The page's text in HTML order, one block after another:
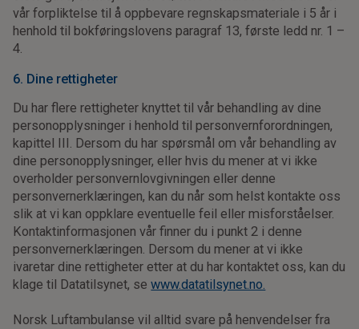
vår forpliktelse til å oppbevare regnskapsmateriale i 5 år i
henhold til bokføringslovens paragraf 13, første ledd nr. 1 –
4.
6. Dine rettigheter
Du har flere rettigheter knyttet til vår behandling av dine
personopplysninger i henhold til personvernforordningen,
kapittel III. Dersom du har spørsmål om vår behandling av
dine personopplysninger, eller hvis du mener at vi ikke
overholder personvernlovgivningen eller denne
personvernerklæringen, kan du når som helst kontakte oss
slik at vi kan oppklare eventuelle feil eller misforståelser.
Kontaktinformasjonen vår finner du i punkt 2 i denne
personvernerklæringen. Dersom du mener at vi ikke
ivaretar dine rettigheter etter at du har kontaktet oss, kan du
klage til Datatilsynet, sewww.datatilsynet.no.
Norsk Luftambulanse vil alltid svare på henvendelser fra